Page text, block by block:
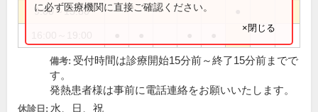
9:00～13:30
に必ず医療機関に直接ご確認ください。
×閉じる
備考: 受付時間は診療開始15分前～終了15分前までで
す。
発熱患者様は事前に電話連絡をお願いいたします。
休診日: 水、日、祝